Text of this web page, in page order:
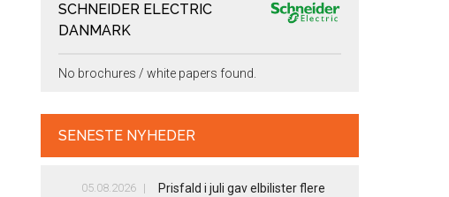
SCHNEIDER ELECTRIC
DANMARK
No brochures / white papers found.
SENESTE NYHEDER
05.08.2026
Prisfald i juli gav elbilister flere